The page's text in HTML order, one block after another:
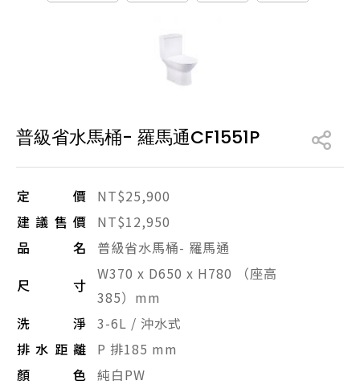
普級省水馬桶- 羅馬通CF1551P
定價
NT$25,900
建議售價
NT$12,950
品名
普級省水馬桶- 羅馬通
尺寸
W370 x D650 x H780 （座高
385）mm
洗淨 3-6L / 沖水式
排水距離
P 排185 mm
顏色 純白PW